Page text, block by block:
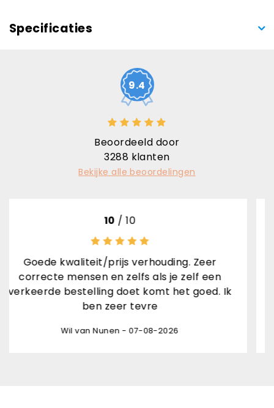
Specificaties
9.4
Beoordeeld door
3288 klanten
Bekijke alle beoordelingen
prijs verhouding. Zeer
en zelfs als je zelf een
doet komt het goed. Ik
ben zeer tevre
van Nunen - 07-08-2026
Rene van